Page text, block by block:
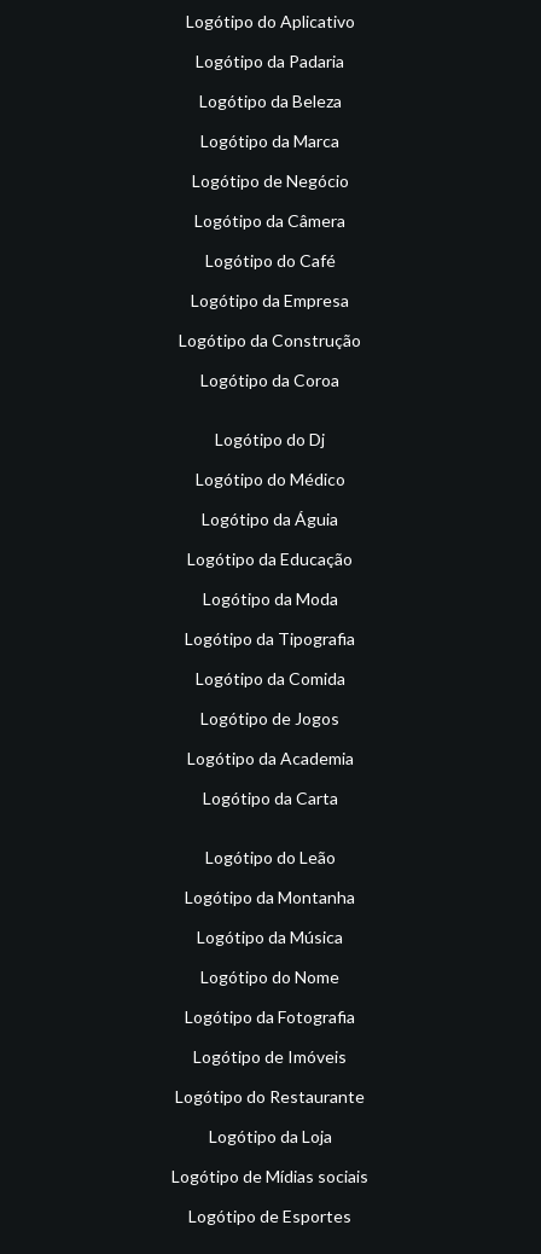
Logótipo do Aplicativo
Logótipo da Padaria
Logótipo da Beleza
Logótipo da Marca
Logótipo de Negócio
Logótipo da Câmera
Logótipo do Café
Logótipo da Empresa
Logótipo da Construção
Logótipo da Coroa
Logótipo do Dj
Logótipo do Médico
Logótipo da Águia
Logótipo da Educação
Logótipo da Moda
Logótipo da Tipografia
Logótipo da Comida
Logótipo de Jogos
Logótipo da Academia
Logótipo da Carta
Logótipo do Leão
Logótipo da Montanha
Logótipo da Música
Logótipo do Nome
Logótipo da Fotografia
Logótipo de Imóveis
Logótipo do Restaurante
Logótipo da Loja
Logótipo de Mídias sociais
Logótipo de Esportes